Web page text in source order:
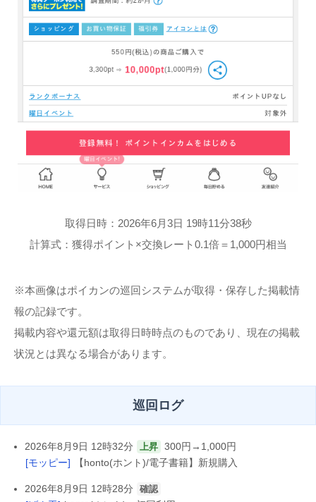
取得日時：2026年6月3日 19時11分38秒
計算式：獲得ポイント×交換レート0.1倍＝1,000円相当
※本画像はポイカンの巡回システムが取得・保存した掲載情
報の記録です。
掲載内容や還元額は取得日時時点のものであり、現在の掲載
状況とは異なる場合があります。
巡回ログ
2026年8月9日 12時32分 上昇 300円→1,000円
[モッピー]
【honto(ホント)/電子書籍】新規購入
2026年8月9日 12時28分 確認